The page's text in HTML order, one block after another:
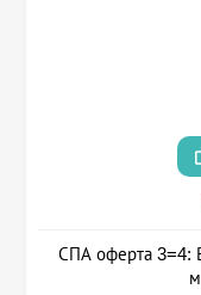
СПА оферта 3=4: